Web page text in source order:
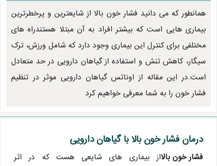
همانطور که می دانید فشار خون بالا از شایعترین و پرخطرترین
بیماری هایی است که بیشتر افراد به آن مبتلا هستندراه های
مختلفی برای کنترل این بیماری وجود دارد که شامل ورزش، ترک
سیگار، کاهش تنش و استفاده از گیاهان دارویی در حد متعادل
است.در این مقاله از اوناتس گیاهان دارویی موثر در تنظیم
فشار خون را به شما معرفی خواهیم کرد
درمان فشار خون بالا با گیاهان دارویی
فشار خون بالااز بیماری های شایعی هست که در اثر